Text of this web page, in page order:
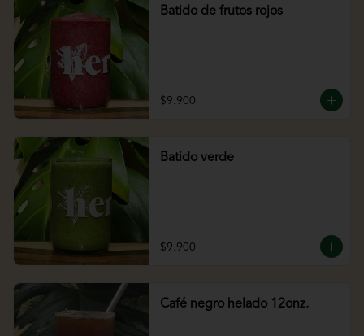
Batido de frutos rojos
$9.900
Batido verde
$9.900
Café negro helado 12onz.